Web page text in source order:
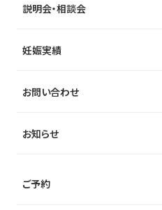
説明会・相談会
妊娠実績
お問い合わせ
お知らせ
ご予約